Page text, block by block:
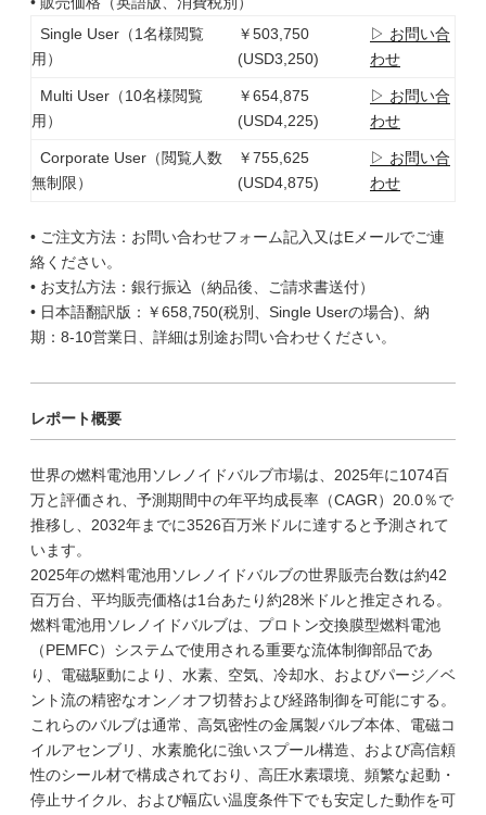
Single User（1名様閲覧
用）
￥503,750
(USD3,250)
▷ お問い合
わせ
Multi User（10名様閲覧
用）
￥654,875
(USD4,225)
▷ お問い合
わせ
Corporate User（閲覧人数
無制限）
￥755,625
(USD4,875)
▷ お問い合
わせ
• ご注文方法：お問い合わせフォーム記入又はEメールでご連
絡ください。
• お支払方法：銀行振込（納品後、ご請求書送付）
• 日本語翻訳版：￥658,750(税別、Single Userの場合)、納
期：8-10営業日、詳細は別途お問い合わせください。
レポート概要
世界の燃料電池用ソレノイドバルブ市場は、2025年に1074百
万と評価され、予測期間中の年平均成長率（CAGR）20.0％で
推移し、2032年までに3526百万米ドルに達すると予測されて
います。
2025年の燃料電池用ソレノイドバルブの世界販売台数は約42
百万台、平均販売価格は1台あたり約28米ドルと推定される。
燃料電池用ソレノイドバルブは、プロトン交換膜型燃料電池
（PEMFC）システムで使用される重要な流体制御部品であ
り、電磁駆動により、水素、空気、冷却水、およびパージ／ベ
ント流の精密なオン／オフ切替および経路制御を可能にする。
これらのバルブは通常、高気密性の金属製バルブ本体、電磁コ
イルアセンブリ、水素脆化に強いスプール構造、および高信頼
性のシール材で構成されており、高圧水素環境、頻繁な起動・
停止サイクル、および幅広い温度条件下でも安定した動作を可